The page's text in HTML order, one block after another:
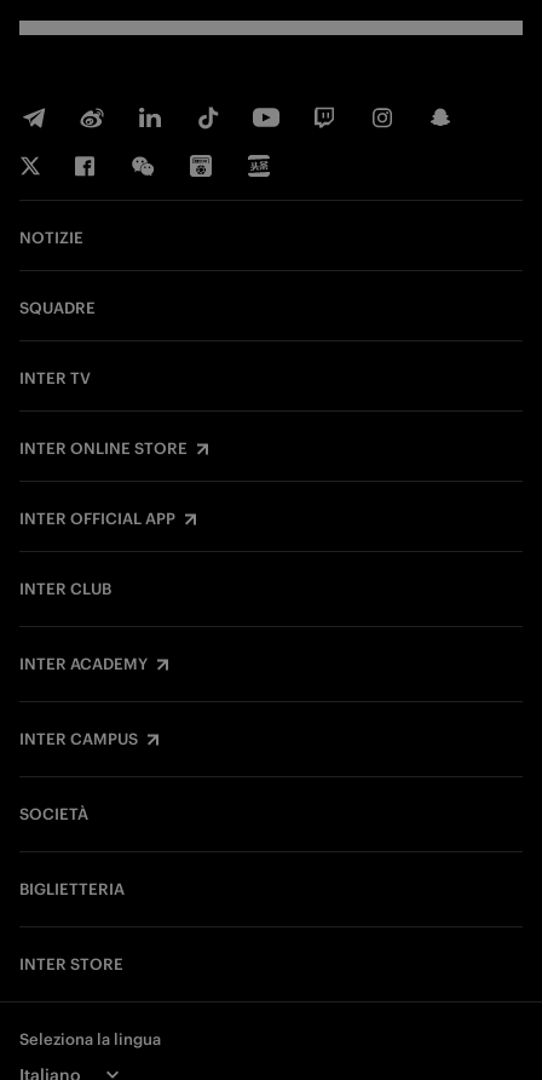
NOTIZIE
SQUADRE
INTER TV
INTER ONLINE STORE
INTER OFFICIAL APP
INTER CLUB
INTER ACADEMY
INTER CAMPUS
SOCIETÀ
BIGLIETTERIA
INTER STORE
Seleziona la lingua